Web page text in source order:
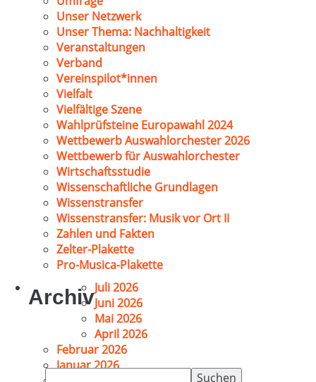
Unser Netzwerk
Unser Thema: Nachhaltigkeit
Veranstaltungen
Verband
Vereinspilot*innen
Vielfalt
Vielfältige Szene
Wahlprüfsteine Europawahl 2024
Wettbewerb Auswahlorchester 2026
Wettbewerb für Auswahlorchester
Wirtschaftsstudie
Wissenschaftliche Grundlagen
Wissenstransfer
Wissenstransfer: Musik vor Ort II
Zahlen und Fakten
Zelter-Plakette
Pro-Musica-Plakette
ArchivJuli 2026
Juni 2026
Mai 2026
April 2026
Februar 2026
Januar 2026